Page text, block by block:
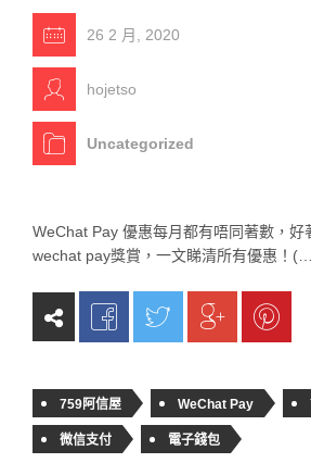
26 2 月, 2020
hojetso
Uncategorized
WeChat Pay 優惠每月都有唔同著數，好
wechat pay獎賞，一文睇清所有優惠！(…
759阿信屋 WeChat Pay
微信支付 電子錢包